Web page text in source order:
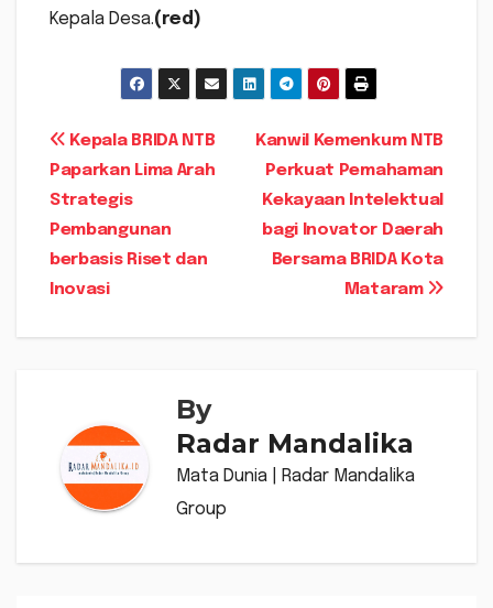
Kepala Desa.(red)
Navigasi
pos
Kanwil Kemenkum NTB
Perkuat Pemahaman
Kekayaan Intelektual
bagi Inovator Daerah
Bersama BRIDA Kota
Mataram
Kepala BRIDA NTB
Paparkan Lima Arah
Strategis
Pembangunan
berbasis Riset dan
Inovasi
By
Radar Mandalika
Mata Dunia | Radar Mandalika
Group